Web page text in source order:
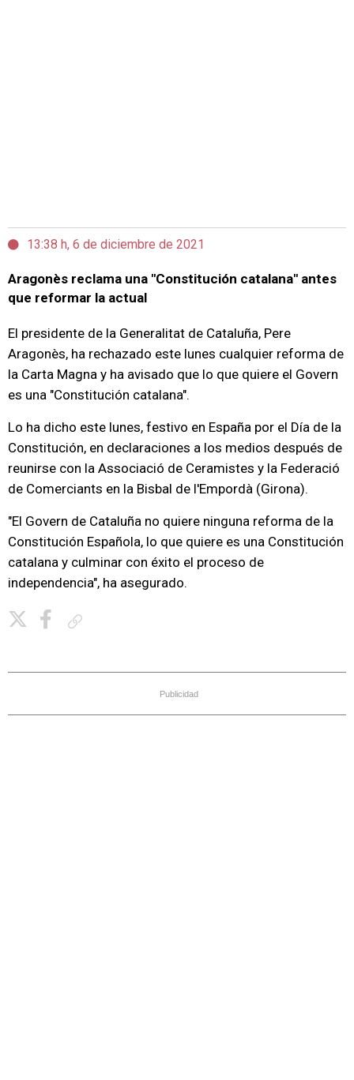
13:38 h, 6 de diciembre de 2021
Aragonès reclama una "Constitución catalana" antes
que reformar la actual
El presidente de la Generalitat de Cataluña, Pere
Aragonès, ha rechazado este lunes cualquier reforma de
la Carta Magna y ha avisado que lo que quiere el Govern
es una "Constitución catalana".
Lo ha dicho este lunes, festivo en España por el Día de la
Constitución, en declaraciones a los medios después de
reunirse con la Associació de Ceramistes y la Federació
de Comerciants en la Bisbal de l'Empordà (Girona).
"El Govern de Cataluña no quiere ninguna reforma de la
Constitución Española, lo que quiere es una Constitución
catalana y culminar con éxito el proceso de
independencia", ha asegurado.
Publicidad